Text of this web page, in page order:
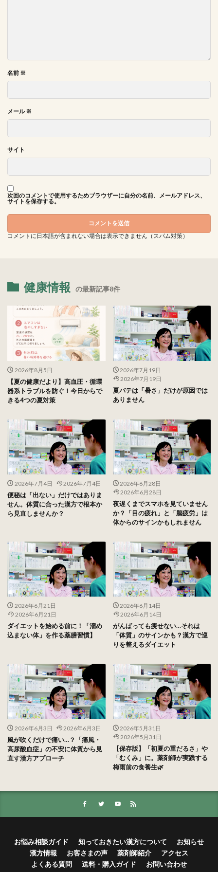
名前 ※
メール※
サイト
次回のコメントで使用するためブラウザーに自分の名前、メールアドレス、
サイトを保存する。
コメントに日本語が含まれない場合は表示できません（スパム対策）
健康情報 の最新記事8件
2026年8月5日
【夏の健康だより】高血圧・循環
器系トラブルを防ぐ！今日からで
きる4つの夏対策
2026年7月19日
2026年7月19日
夏バテは「暑さ」だけが原因では
ありません
2026年7月4日 2026年7月4日
便秘は「出ない」だけではありま
せん。体質に合った漢方で根本か
ら見直しませんか？
2026年6月28日
2026年6月28日
夜遅くまでスマホを見ていません
か？「目の疲れ」と「脳疲労」は
体からのサインかもしれません
2026年6月21日
2026年6月21日
ダイエットを始める前に！「溜め
込まない体」を作る薬膳習慣】
2026年6月14日
2026年6月14日
がんばっても痩せない…それは
「体質」のサインかも？漢方で巡
りを整えるダイエット
2026年6月3日 2026年6月3日
風が吹くだけで痛い…？「痛風・
高尿酸血症」の不安に体質から見
直す漢方アプローチ
2026年5月31日
2026年5月31日
【保存版】「初夏の重だるさ」や
「むくみ」に。薬剤師が実践する
梅雨前の食養生🌿
お悩み相談ガイド 知っておきたい漢方について
お知らせ
漢方情報
お客さまの声 薬剤師紹介
アクセス
よくある質問
送料・購入ガイド お問い合わせ